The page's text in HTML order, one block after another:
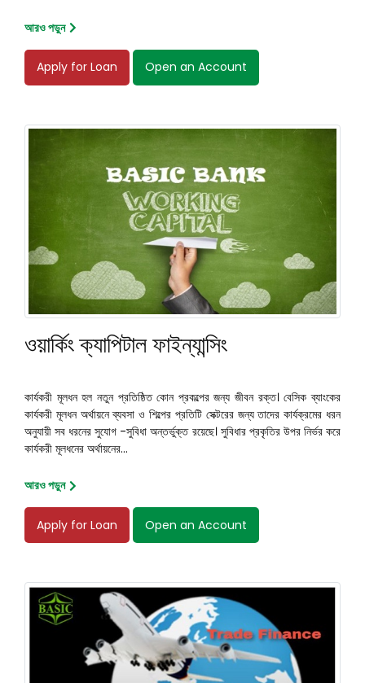
আরও পড়ুন
Apply for Loan Open an Account
ওয়ার্কিং ক্যাপিটাল ফাইন্যান্সিং
কার্যকরী মূলধন হল নতুন প্রতিষ্ঠিত কোন প্রকল্পের জন্য জীবন রক্ত। বেসিক ব্যাংকের
কার্যকরী মূলধন অর্থায়নে ব্যবসা ও শিল্পের প্রতিটি সেক্টরের জন্য তাদের কার্যক্রমের ধরন
অনুযায়ী সব ধরনের সুযোগ -সুবিধা অন্তর্ভুক্ত রয়েছে। সুবিধার প্রকৃতির উপর নির্ভর করে
কার্যকরী মূলধনের অর্থায়নের...
আরও পড়ুন
Apply for Loan Open an Account